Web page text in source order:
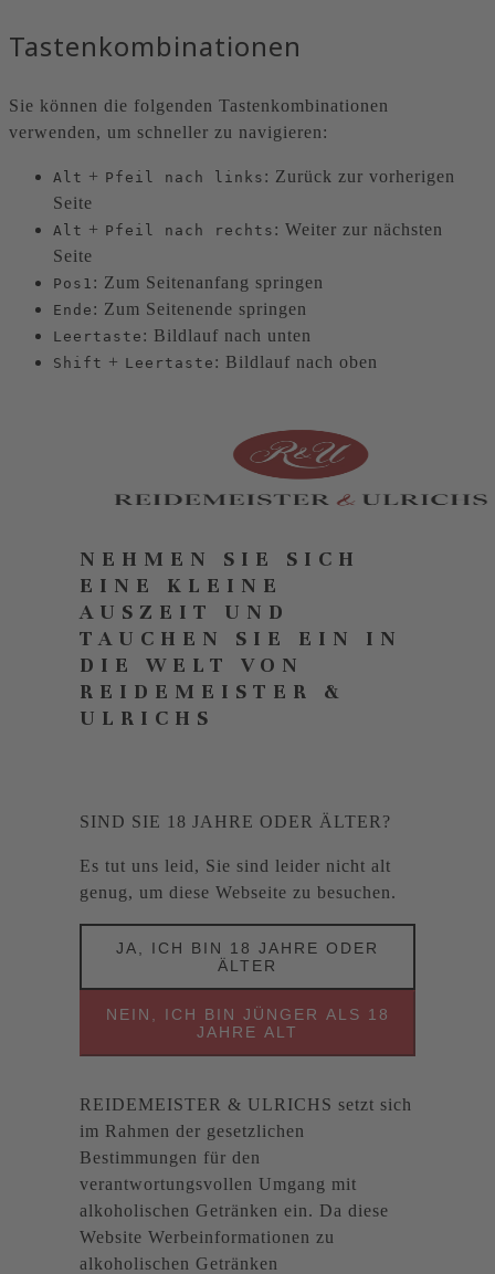
Tastenkombinationen
Sie können die folgenden Tastenkombinationen
verwenden, um schneller zu navigieren:
Alt + Pfeil nach links : Zurück zur vorherigen
Seite
Alt + Pfeil nach rechts : Weiter zur nächsten
Seite
Pos1 : Zum Seitenanfang springen
Ende : Zum Seitenende springen
Leertaste : Bildlauf nach unten
Shift + Leertaste : Bildlauf nach oben
NEHMEN SIE SICH
EINE KLEINE
AUSZEIT UND
TAUCHEN SIE EIN IN
DIE WELT VON
REIDEMEISTER &
ULRICHS
SIND SIE 18 JAHRE ODER ÄLTER?
Es tut uns leid, Sie sind leider nicht alt
genug, um diese Webseite zu besuchen.
JA, ICH BIN 18 JAHRE ODER
ÄLTER
NEIN, ICH BIN JÜNGER ALS 18
JAHRE ALT
REIDEMEISTER & ULRICHS setzt sich
im Rahmen der gesetzlichen
Bestimmungen für den
verantwortungsvollen Umgang mit
alkoholischen Getränken ein. Da diese
Website Werbeinformationen zu
alkoholischen Getränken